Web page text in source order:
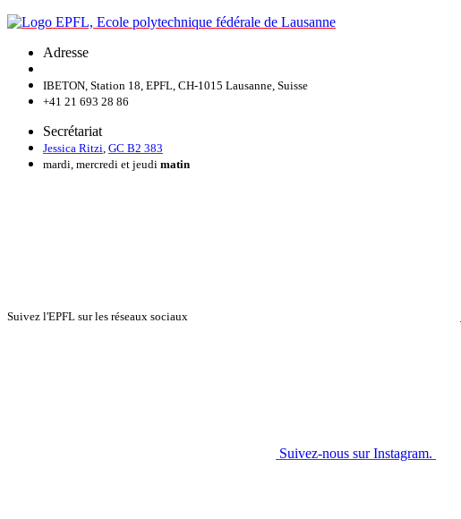
Adresse
IBETON, Station 18, EPFL, CH-1015 Lausanne, Suisse
+41 21 693 28 86
Secrétariat
Jessica Ritzi GC B2 383
mardi, mercredi et jeudi matin
Suivez l'EPFL sur les réseaux sociaux
Suivez-nous sur Instagram.